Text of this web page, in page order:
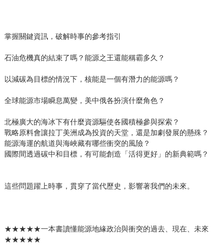
掌握關鍵資訊，破解時事的參考指引
石油危機真的結束了嗎？能源之王還能稱霸多久？
以減碳為目標的情況下，核能是一個有潛力的能源嗎？
全球能源市場瞬息萬變，美中俄各扮演什麼角色？
北極廣大的海冰下有什麼資源驅使各國積極參與探索？
戰略原料會讓拉丁美洲成為投資的天堂，還是加劇發展的懸殊？
能源海運的航道與海峽藏有哪些衝突的風險？
國際間透過碳中和目標，有可能創造「活得更好」的新典範嗎？
這些問題躍上時事，貫穿了當代歷史，影響著我們的未來。
★★★★★一本書讀懂能源地緣政治與衝突的過去、現在、未來
★★★★★